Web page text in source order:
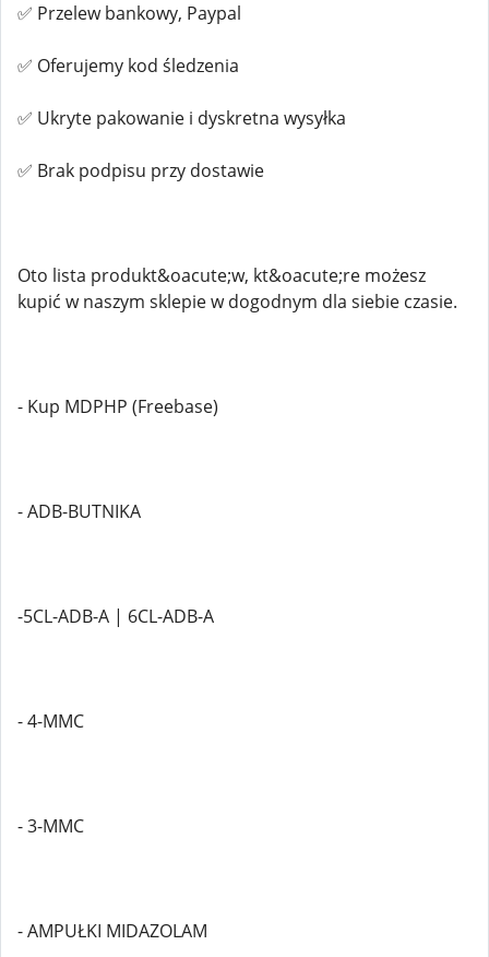
✅ Przelew bankowy, Paypal
✅ Oferujemy kod śledzenia
✅ Ukryte pakowanie i dyskretna wysyłka
✅ Brak podpisu przy dostawie
Oto lista produkt&oacute;w, kt&oacute;re możesz
kupić w naszym sklepie w dogodnym dla siebie czasie.
- Kup MDPHP (Freebase)
- ADB-BUTNIKA
-5CL-ADB-A | 6CL-ADB-A
- 4-MMC
- 3-MMC
- AMPUŁKI MIDAZOLAM